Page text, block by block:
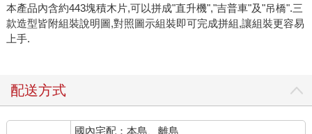
本產品內含約443塊積木片,可以拼成"直升機","吉普車"及"吊橋".三
款造型皆附組裝說明圖,對照圖示組裝即可完成拼組,讓組裝更容易
上手.
配送方式
國內宅配：本島、離島